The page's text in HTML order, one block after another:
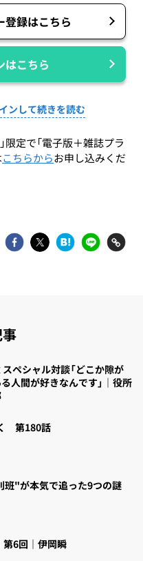
登録はこちら
はこちら
ンして続きを読む
定で「電子版＋雑誌プラ
こちらからお申し込みくだ
ペシャル対談「どこか隙が
人間が好きなんです」｜役所
第180話
班"が本気で追った9つの謎
第6回｜伊岡瞬